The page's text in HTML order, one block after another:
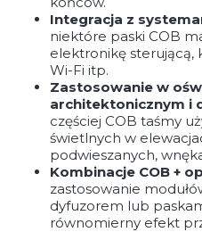
Integracja z
niektóre paski COB
elektronikę
Wi-Fi itp.
Zastosowanie w
architektonicznym i
częściej COB taśmy
świetlnych w
podwieszanych,
Kombinacje COB +
zastosowanie
dyfuzorem lub
równomierny efekt